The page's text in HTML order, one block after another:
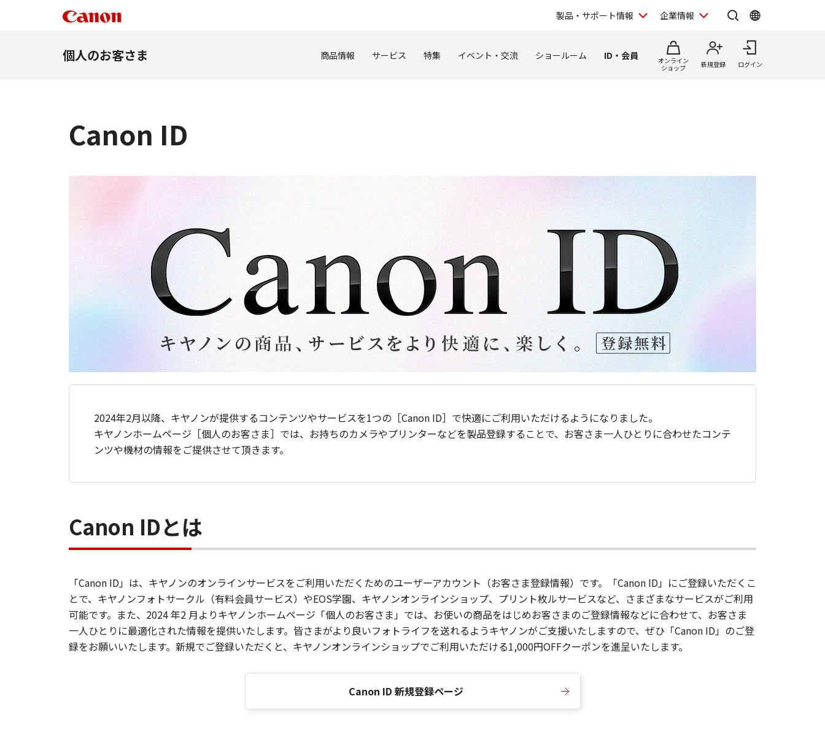
製品・サポート情報 企業情報
個人のお客さま 商品情報 サービス 特集 イベント・交流 ショールーム ID・会員
オンライン
ショップ
新規登録 ログイン
Canon ID
2024年2月以降、キヤノンが提供するコンテンツやサービスを1つの［Canon ID］で快適にご利用いただけるようになりました。
キヤノンホームページ［個人のお客さま］では、お持ちのカメラやプリンターなどを製品登録することで、お客さま一人ひとりに合わせたコンテ
ンツや機材の情報をご提供させて頂きます。
Canon IDとは
「Canon ID」は、キヤノンのオンラインサービスをご利用いただくためのユーザーアカウント（お客さま登録情報）です。「Canon ID」にご登録いただくこ
とで、キヤノンフォトサークル（有料会員サービス）やEOS学園、キヤノンオンラインショップ、プリント枚ルサービスなど、さまざまなサービスがご利用
可能です。また、2024 年2 月よりキヤノンホームページ「個人のお客さま」では、お使いの商品をはじめお客さまのご登録情報などに合わせて、お客さま
一人ひとりに最適化された情報を提供いたします。皆さまがより良いフォトライフを送れるようキヤノンがご支援いたしますので、ぜひ「Canon ID」のご登
録をお願いいたします。新規でご登録いただくと、キヤノンオンラインショップでご利用いただける1,000円OFFクーポンを進呈いたします。
Canon ID 新規登録ページ